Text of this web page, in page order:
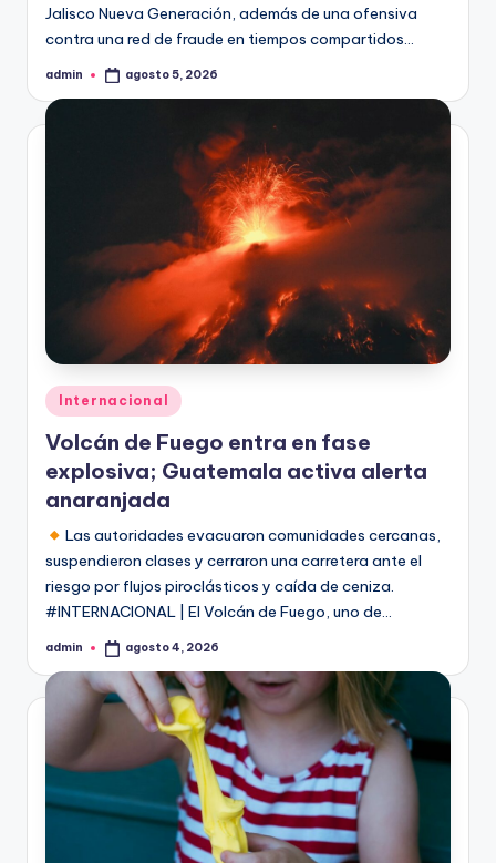
Jalisco Nueva Generación, además de una ofensiva
contra una red de fraude en tiempos compartidos…
Publicado
admin agosto 5, 2026
Publicado
en
Internacional
Volcán de Fuego entra en fase
explosiva; Guatemala activa alerta
anaranjada
Las autoridades evacuaron comunidades cercanas,
suspendieron clases y cerraron una carretera ante el
riesgo por flujos piroclásticos y caída de ceniza.
#INTERNACIONAL | El Volcán de Fuego, uno de…
Publicado
admin agosto 4, 2026